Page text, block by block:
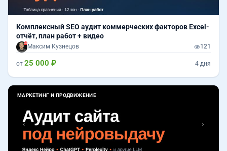
Комплексный SEO аудит коммерческих факторов Excel-
отчёт, план работ + видео
Максим Кузнецов 121
от 25 000 ₽ 4 дня
МАРКЕТИНГ И ПРОДВИЖЕНИЕ
Назад